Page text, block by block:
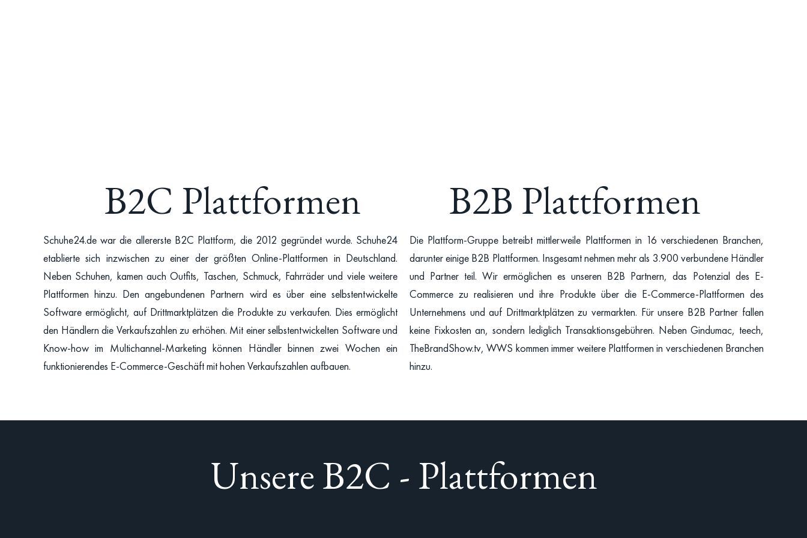
B2C Plattformen B2B Plattformen
Schuhe24.de war die allererste B2C Plattform, die 2012 gegründet wurde. Schuhe24
etablierte sich inzwischen zu einer der größten Online-Plattformen in Deutschland.
Neben Schuhen, kamen auch Outfits, Taschen, Schmuck, Fahrräder und viele weitere
Plattformen hinzu. Den angebundenen Partnern wird es über eine selbstentwickelte
Software ermöglicht, auf Drittmarktplätzen die Produkte zu verkaufen. Dies ermöglicht
den Händlern die Verkaufszahlen zu erhöhen. Mit einer selbstentwickelten Software und
Know-how im Multichannel-Marketing können Händler binnen zwei Wochen ein
funktionierendes E-Commerce-Geschäft mit hohen Verkaufszahlen aufbauen.
Die Plattform-Gruppe betreibt mittlerweile Plattformen in 16 verschiedenen Branchen,
darunter einige B2B Plattformen. Insgesamt nehmen mehr als 3.900 verbundene Händler
und Partner teil. Wir ermöglichen es unseren B2B Partnern, das Potenzial des E-
Commerce zu realisieren und ihre Produkte über die E-Commerce-Plattformen des
Unternehmens und auf Drittmarktplätzen zu vermarkten. Für unsere B2B Partner fallen
keine Fixkosten an, sondern lediglich Transaktionsgebühren. Neben Gindumac, teech,
TheBrandShow.tv, WWS kommen immer weitere Plattformen in verschiedenen Branchen
hinzu.
Unsere B2C - Plattformen